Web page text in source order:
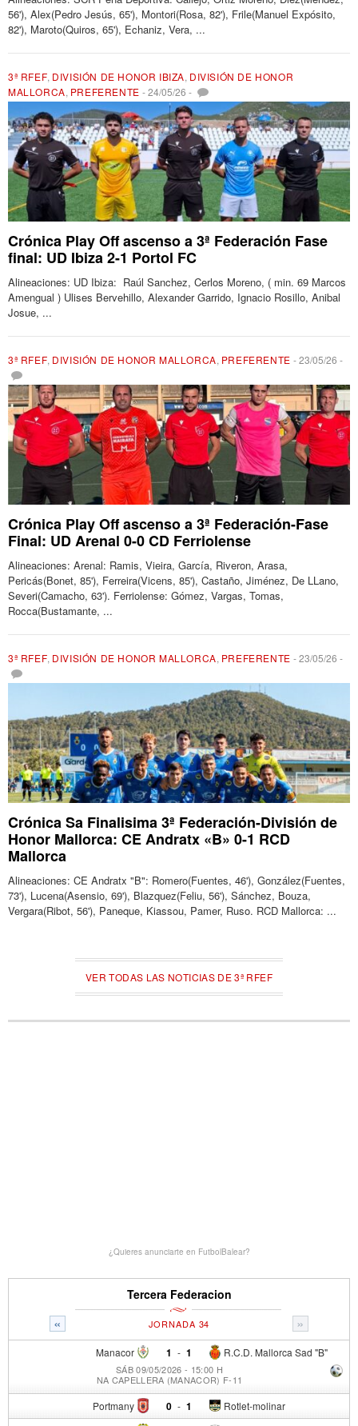
56'), Alex(Pedro Jesús, 65'), Montori(Rosa, 82'), Frile(Manuel Expósito,
82'), Maroto(Quiros, 65'), Echaniz, Vera, ...
3ª RFEF, DIVISIÓN DE HONOR IBIZA, DIVISIÓN DE HONOR
MALLORCA, PREFERENTE -24/05/26 -
Crónica Play Off ascenso a 3ª Federación Fase
final: UD Ibiza 2-1 Portol FC
Alineaciones: UD Ibiza: Raúl Sanchez, Cerlos Moreno, ( min. 69 Marcos
Amengual ) Ulises Bervehillo, Alexander Garrido, Ignacio Rosillo, Anibal
Josue, ...
3ª RFEF, DIVISIÓN DE HONOR MALLORCA, PREFERENTE -23/05/26 -
Crónica Play Off ascenso a 3ª Federación-Fase
Final: UD Arenal 0-0 CD Ferriolense
Alineaciones: Arenal: Ramis, Vieira, García, Riveron, Arasa,
Pericás(Bonet, 85'), Ferreira(Vicens, 85'), Castaño, Jiménez, De LLano,
Severi(Camacho, 63'). Ferriolense: Gómez, Vargas, Tomas,
Rocca(Bustamante, ...
3ª RFEF, DIVISIÓN DE HONOR MALLORCA, PREFERENTE -23/05/26 -
Crónica Sa Finalisima 3ª Federación-División de
Honor Mallorca: CE Andratx «B» 0-1 RCD
Mallorca
Alineaciones: CE Andratx "B": Romero(Fuentes, 46'), González(Fuentes,
73'), Lucena(Asensio, 69'), Blazquez(Feliu, 56'), Sánchez, Bouza,
Vergara(Ribot, 56'), Paneque, Kiassou, Pamer, Ruso. RCD Mallorca: ...
VER TODAS LAS NOTICIAS DE 3ª RFEF
¿Quieres anunciarte en FutbolBalear?
Tercera Federacion
« »
JORNADA 34
Manacor 1 - R.C.D. Mallorca Sad "B"
1
SÁB 09/05/2026 - 15:00 H
NA CAPELLERA (MANACOR) F-11
Portmany 0 - Rotlet-molinar
1